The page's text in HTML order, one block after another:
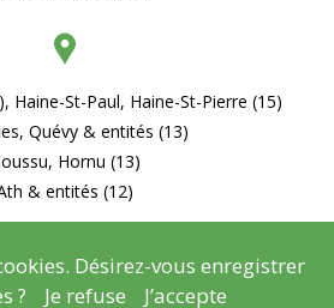
Haine-St-Paul, Haine-St-Pierre (15)
Quévy & entités (13)
Hornu (13)
& entités (12)
Désirez-vous enregistrer
?
Je refuse J’accepte